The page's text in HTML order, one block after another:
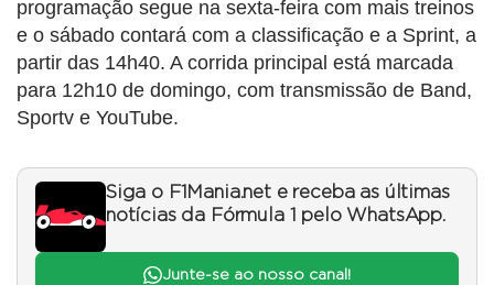
programação segue na sexta-feira com mais treinos
e o sábado contará com a classificação e a Sprint, a
partir das 14h40. A corrida principal está marcada
para 12h10 de domingo, com transmissão de Band,
Sportv e YouTube.
Siga o F1Mania.net e receba as últimas
notícias da Fórmula 1 pelo WhatsApp.
Junte-se ao nosso canal!